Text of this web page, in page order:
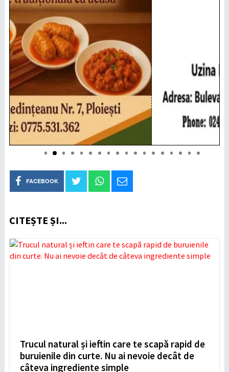
FACEBOOK
CITEȘTE ȘI...
Trucul natural și ieftin care te scapă rapid de
buruienile din curte. Nu ai nevoie decât de
câteva ingrediente simple